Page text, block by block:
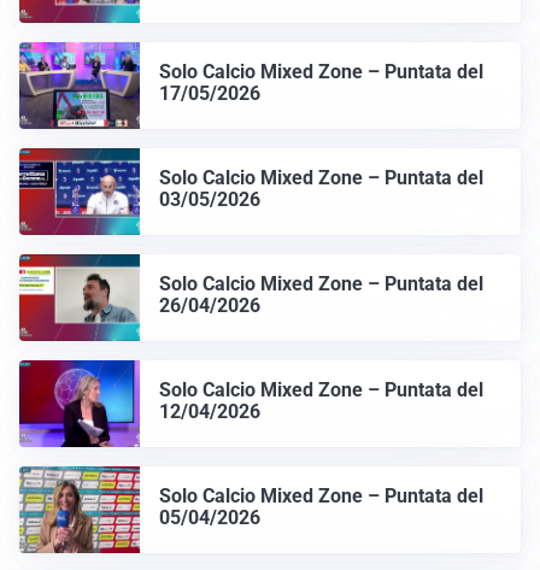
Solo Calcio Mixed Zone – Puntata del
17/05/2026
Solo Calcio Mixed Zone – Puntata del
03/05/2026
Solo Calcio Mixed Zone – Puntata del
26/04/2026
Solo Calcio Mixed Zone – Puntata del
12/04/2026
Solo Calcio Mixed Zone – Puntata del
05/04/2026